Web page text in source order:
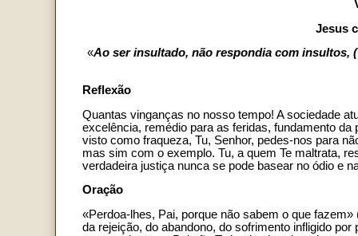
Jesus
«Ao ser insultado, não respondia com insultos,
Reflexão
Quantas vinganças no nosso tempo! A sociedade
excelência, remédio para as feridas, fundamento
visto como fraqueza, Tu, Senhor, pedes-nos para
mas sim com o exemplo. Tu, a quem Te maltrata,
verdadeira justiça nunca se pode basear no ódio e
Oração
«Perdoa-lhes, Pai, porque não sabem o que fazem»
da rejeição, do abandono, do sofrimento infligido